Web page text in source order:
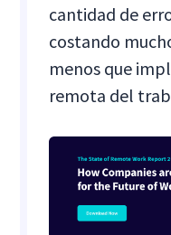
cantidad de
costando
menos que
remota del